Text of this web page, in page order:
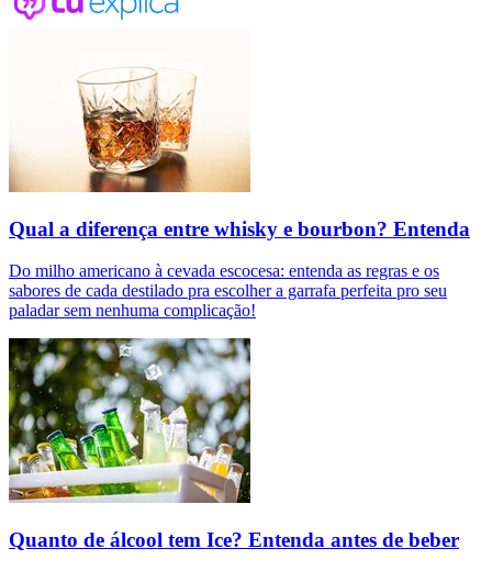
Qual a diferença entre whisky e bourbon? Entenda
Do milho americano à cevada escocesa: entenda as regras e os
sabores de cada destilado pra escolher a garrafa perfeita pro seu
paladar sem nenhuma complicação!
Quanto de álcool tem Ice? Entenda antes de beber